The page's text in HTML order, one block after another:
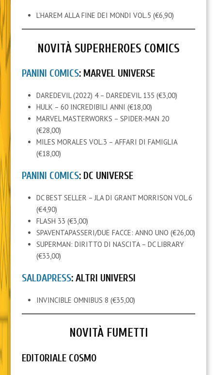
L’HAREM ALLA FINE DEI MONDI VOL.5 (€6,90)
NOVITÀ SUPERHEROES COMICS
PANINI COMICS: MARVEL UNIVERSE
DAREDEVIL (2022) 4 – DAREDEVIL 135 (€3,00)
HULK – 60 INCREDIBILI ANNI (€18,00)
MARVEL MASTERWORKS – SPIDER-MAN 20
(€28,00)
MILES MORALES VOL.3 – AFFARI DI FAMIGLIA
(€18,00)
PANINI COMICS: DC UNIVERSE
DC BEST SELLER – JLA DI GRANT MORRISON VOL.6
(€4,90)
FLASH 33 (€3,00)
SPAVENTAPASSERI/DUE FACCE: ANNO UNO (€26,00)
SUPERMAN: DIRITTO DI NASCITA – DC LIBRARY
(€33,00)
SALDAPRESS: ALTRI UNIVERSI
INVINCIBLE OMNIBUS 8 (€35,00)
NOVITÀ FUMETTI
EDITORIALE COSMO